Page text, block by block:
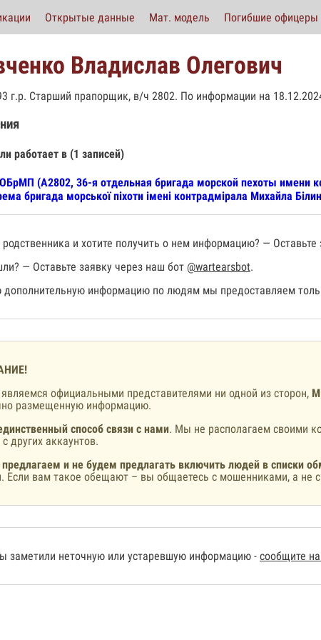
Открытые данные Мат. модель Погибшие офицеры
Владислав Олегович
г.р. Старший прапорщик, в/ч 2802. По информации на
работает в (1 записей)
(А2802, 36-я отдельная бригада морской пехоты имени
бригада морської піхоти імені контрадмірала Михайла
и хотите получить о нем информацию? — Оставьте
— Оставьте заявку через наш бот @wartearsbot.
информацию по людям мы предоставляем
официальными представителями ни одной из сторон,
размещенную информацию.
способ связи с нами. Мы не располагаем своими
других аккаунтов.
и не будем предлагать включить людей в списки
Если вам такое обещают – вы общаетесь с мошенниками, а не
заметили неточную или устаревшую информацию - сообщите